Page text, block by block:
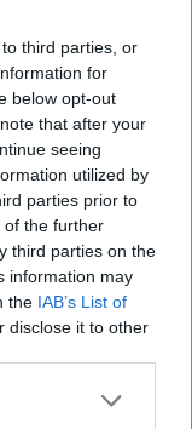
third parties, or
for
below opt-out
that after your
seeing
utilized by
parties prior to
of the further
third parties on the
information may
the IAB’s List of
disclose it to other
statt?